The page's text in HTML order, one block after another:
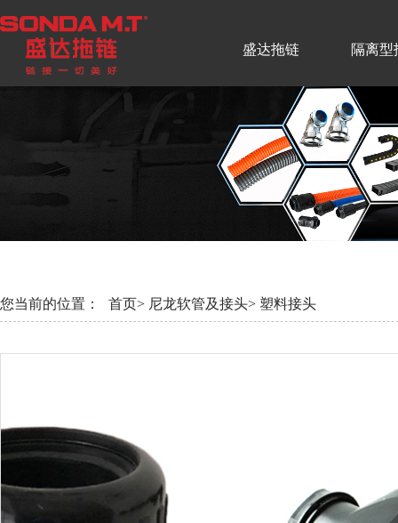
盛达拖链 隔离型
您当前的位置： 首页> 尼龙软管及接头> 塑料接头